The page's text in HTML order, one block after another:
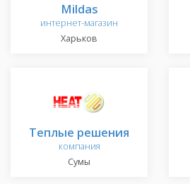
Мildas
интернет-магазин
Харьков
Теплые решения
компания
Сумы